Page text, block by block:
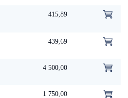
415,89
439,69
4 500,00
1 750,00